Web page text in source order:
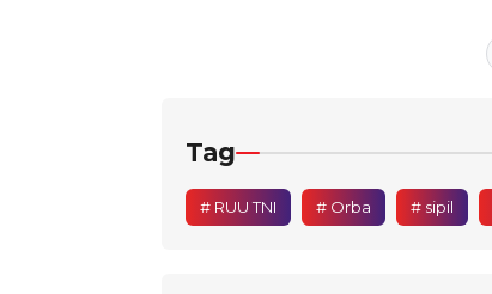
Tag
# RUU TNI # Orba # sipil